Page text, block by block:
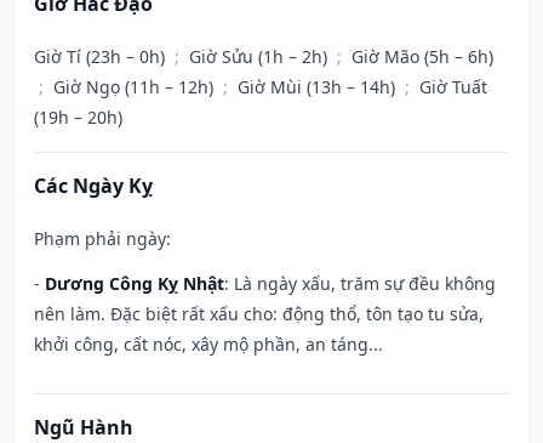
Giờ Tí (23h – 0h) ; Giờ Sửu (1h – 2h) ; Giờ Mão (5h – 6h)
; Giờ Ngọ (11h – 12h) ; Giờ Mùi (13h – 14h) ; Giờ Tuất
(19h – 20h)
Các Ngày Kỵ
Phạm phải ngày:
- Dương Công Kỵ Nhật: Là ngày xấu, trăm sự đều không
nên làm. Đặc biệt rất xấu cho: động thổ, tôn tạo tu sửa,
khởi công, cất nóc, xây mộ phần, an táng...
Ngũ Hành